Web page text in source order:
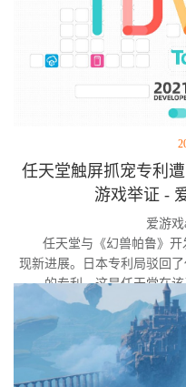
任天堂触屏抓宠专利
游戏举证 -
爱游
任天堂与《幻兽帕鲁》开
现新进展。日本专利局驳回
的专利，这是任天堂在